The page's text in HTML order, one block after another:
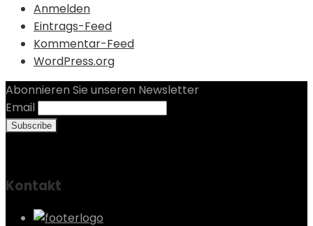
Anmelden
Eintrags-Feed
Kommentar-Feed
WordPress.org
Abonnieren Sie unseren Newsletter
Email
Kontakt